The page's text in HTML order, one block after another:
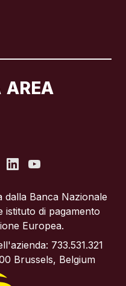
AREA
dalla Banca Nazionale
istituto di pagamento
Europea.
733.531.321
Brussels, Belgium